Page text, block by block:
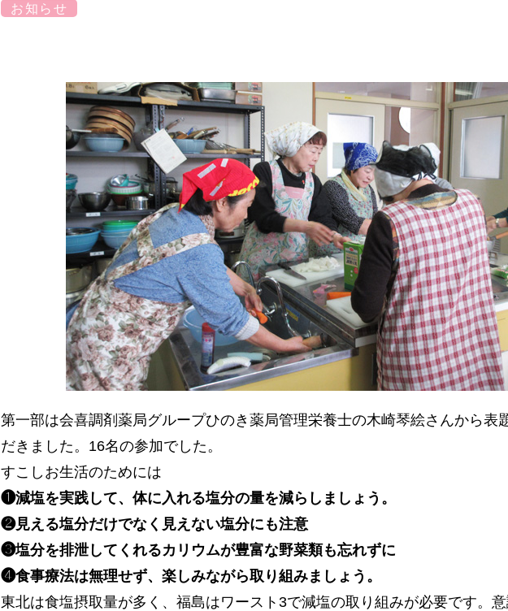
お知らせ
第一部は会喜調剤薬局グループひのき薬局管理栄養士の木崎琴絵さんから表
だきました。16名の参加でした。
すこしお生活のためには
❶減塩を実践して、体に入れる塩分の量を減らしましょう。
❷見える塩分だけでなく見えない塩分にも注意
❸塩分を排泄してくれるカリウムが豊富な野菜類も忘れずに
❹食事療法は無理せず、楽しみながら取り組みましょう。
東北は食塩摂取量が多く、福島はワースト3で減塩の取り組みが必要です。